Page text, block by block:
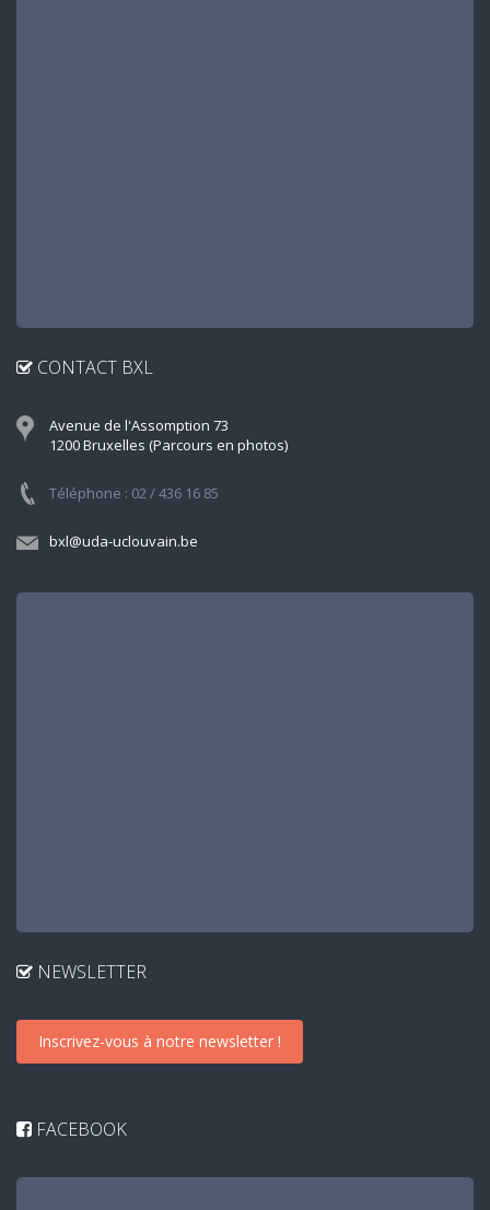
CONTACT BXL
Avenue de l'Assomption 73
1200 Bruxelles (Parcours en photos)
Téléphone : 02 / 436 16 85
bxl@uda-uclouvain.be
NEWSLETTER
Inscrivez-vous à notre newsletter !
FACEBOOK